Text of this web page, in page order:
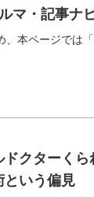
マ・記事ナ
、本ページでは
ドクターく
という偏見